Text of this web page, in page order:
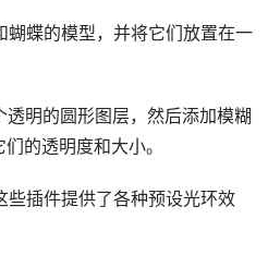
蝶的模型，并将它们放置在一
明的圆形图层，然后添加模糊
的透明度和大小。
插件提供了各种预设光环效